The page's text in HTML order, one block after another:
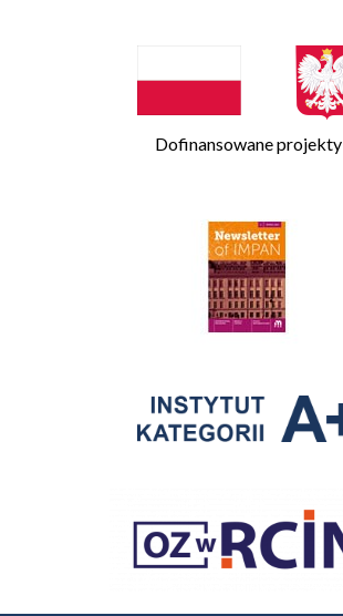
Dofinansowane projekty